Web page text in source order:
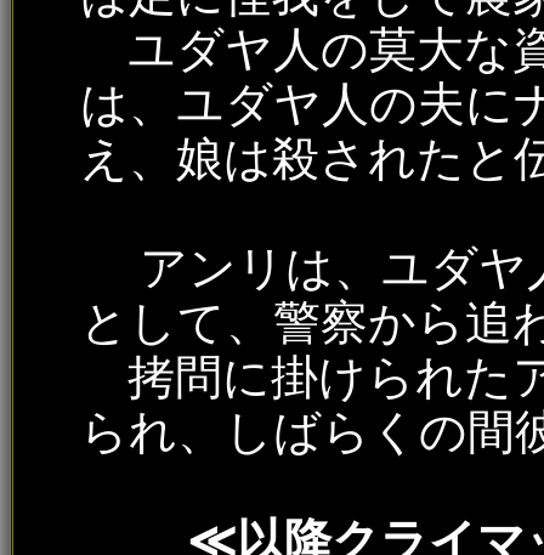
ユダヤ人の莫大な
は、ユダヤ人の夫に
え、娘は殺されたと
アンリは、ユダヤ
として、警察から追
拷問に掛けられた
られ、しばらくの間
≪以降クライマ